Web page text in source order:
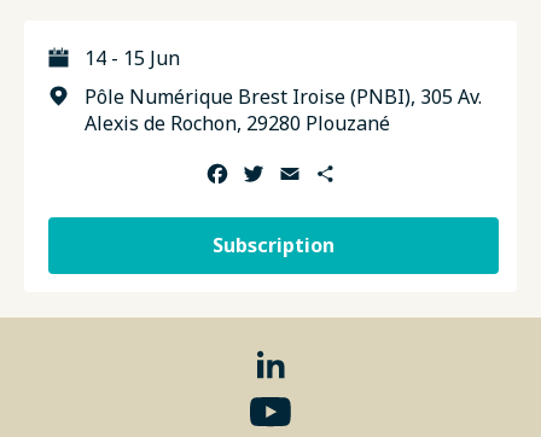
14 - 15 Jun
Pôle Numérique Brest Iroise (PNBI), 305 Av.
Alexis de Rochon, 29280 Plouzané
Facebook
TwitterEmailShare
Subscription